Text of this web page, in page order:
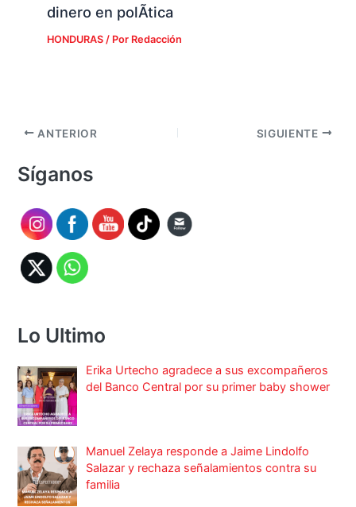
dinero en polÃ­tica
HONDURAS/ Por Redacción
ANTERIOR SIGUIENTE
Síganos
Lo Ultimo
Erika Urtecho agradece a sus excompañeros
del Banco Central por su primer baby shower
Manuel Zelaya responde a Jaime Lindolfo
Salazar y rechaza señalamientos contra su
familia